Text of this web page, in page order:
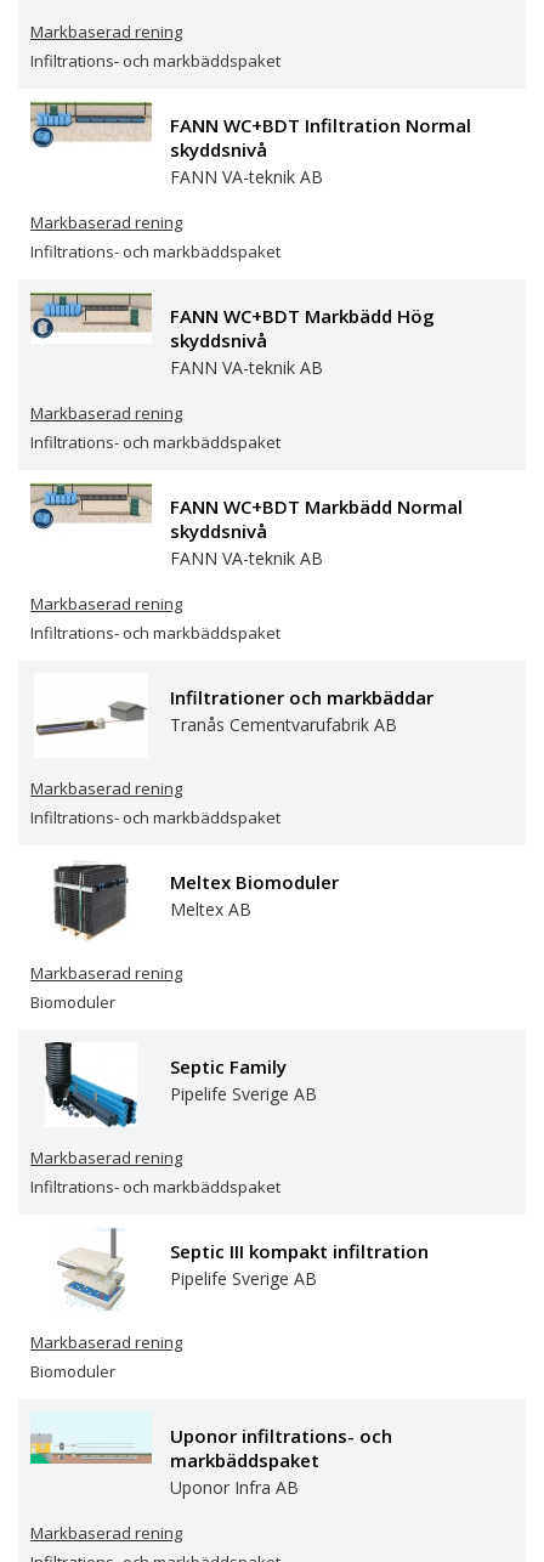
Urinsorterande vattentoaletter
Vattenbesparande teknik
Återvinning av regnvatten
Övrigt
Pumpstationer och brunnar
Eloy – Svensk Avloppsrening
Godkända Avlopp i Sverige AB
Kingspan BAGA AB
Klaro Reningsverk Sverige AB
Konva-Center AB OY
Meltex AB
Pipelife Sverige AB
Raita BioBox
Scandia Pumps AB
Skandinavisk Kommunalteknik AB
Sollicito AB
Topas Vatten AB
Tranås Cementvarufabrik AB
Wostman Ecology AB
Markbaserad rening
Infiltrations- och markbäddspaket
FANN WC+BDT Infiltration Normal
skyddsnivå
FANN VA-teknik AB
Markbaserad rening
Infiltrations- och markbäddspaket
FANN WC+BDT Markbädd Hög
skyddsnivå
FANN VA-teknik AB
Markbaserad rening
Infiltrations- och markbäddspaket
FANN WC+BDT Markbädd Normal
skyddsnivå
FANN VA-teknik AB
Markbaserad rening
Infiltrations- och markbäddspaket
Infiltrationer och markbäddar
Tranås Cementvarufabrik AB
Markbaserad rening
Infiltrations- och markbäddspaket
Meltex Biomoduler
Meltex AB
Markbaserad rening
Biomoduler
Septic Family
Pipelife Sverige AB
Markbaserad rening
Infiltrations- och markbäddspaket
Septic III kompakt infiltration
Pipelife Sverige AB
Markbaserad rening
Biomoduler
Uponor infiltrations- och
markbäddspaket
Uponor Infra AB
Markbaserad rening